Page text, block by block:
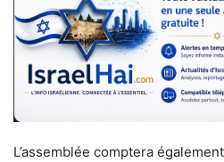
L’assemblée comptera